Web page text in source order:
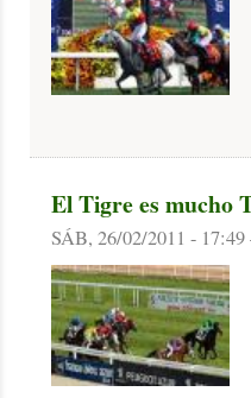
El Tigre es mucho
SÁB, 26/02/2011 -